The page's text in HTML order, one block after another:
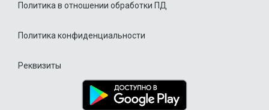
Политика в отношении обработки ПД
Политика конфиденциальности
Реквизиты